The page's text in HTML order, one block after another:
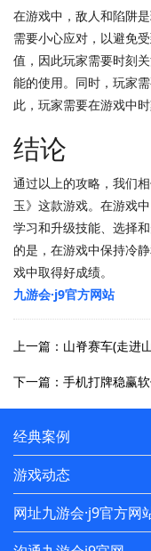
在游戏中，敌人和陷阱
需要小心应对，以避免
值，因此玩家需要时刻
能的使用。同时，玩家
此，玩家需要在游戏中
结论
通过以上的攻略，我们
玉》这款游戏。在游戏
学习和升级技能、选择
的是，在游戏中保持冷
戏中取得好成绩。
九游会·j9官方网站
上一篇：山脊赛车(走进
下一篇：手机打牌稳赢
经典案例
游戏动态
网址九游会·j9官方网